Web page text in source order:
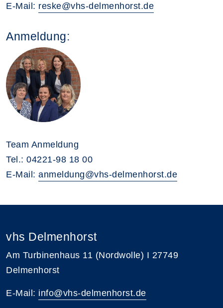
E-Mail: reske@vhs-delmenhorst.de
Anmeldung:
Team Anmeldung
Tel.: 04221-98 18 00
E-Mail: anmeldung@vhs-delmenhorst.de
vhs Delmenhorst
Am Turbinenhaus 11 (Nordwolle) I 27749
Delmenhorst
E-Mail: info@vhs-delmenhorst.de